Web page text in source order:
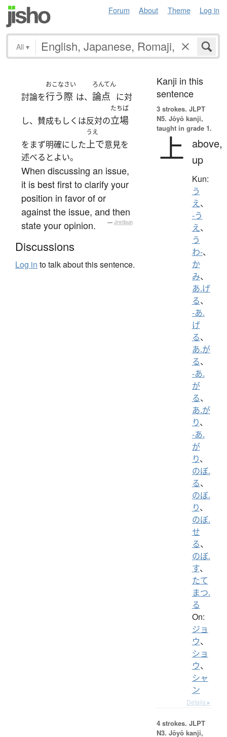
Forum About Theme Log in
All ▾
討論を
おこな
行う
さい
際 は、
ろんてん
論点 に対
し、賛成もしくは反対の
たちば
立場
をまず明確にした
うえ
上で意見を
述べるとよい。
When discussing an issue,
it is best first to clarify your
position in favor of or
against the issue, and then
state your opinion.
— Jreibun
Discussions
Log in to talk about this sentence.
Kanji in this
sentence
3 strokes. JLPT
N5. Jōyō kanji,
taught in grade 1.
上
above,
up
Kun:
う
え、
-う
え、
う
わ-、
か
み、
あ.げ
る、
-あ.
げ
る、
あ.が
る、
-あ.
が
る、
あ.が
り、
-あ.
が
り、
のぼ.
る、
のぼ.
り、
のぼ.
せ
る、
のぼ.
す、
たて
まつ.
る
On:
ジョ
ウ、
ショ
ウ、
シャ
ン
Details ▸
4 strokes. JLPT
N3. Jōyō kanji,